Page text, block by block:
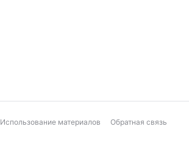
Использование материалов Обратная связь